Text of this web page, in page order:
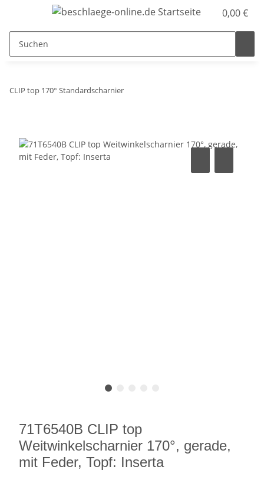
0,00 €
CLIP top 170° Standardscharnier
71T6540B CLIP top
Weitwinkelscharnier 170°, gerade,
mit Feder, Topf: Inserta